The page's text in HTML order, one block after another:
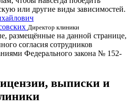
или другие виды зависимостей.
Директор клиники
размещённые на данной странице,
согласия сотрудников
Федерального закона № 152-
выписки и